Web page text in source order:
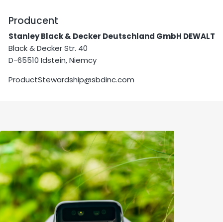
Producent
Stanley Black & Decker Deutschland GmbH DEWALT
Black & Decker Str. 40
D-65510 Idstein, Niemcy
ProductStewardship@sbdinc.com